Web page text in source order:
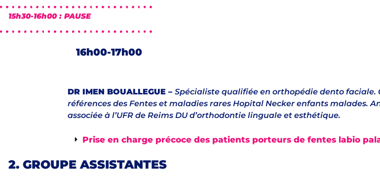
15h30-16h00 : PAUSE
16h00-17h00
DR IMEN BOUALLEGUE – Spécialiste qualifiée en orthopédie dento
références des Fentes et maladies rares Hopital Necker enfants malades.
associée à l’UFR de Reims DU d’orthodontie linguale et esthétique.
Prise en charge précoce des patients porteurs de fentes labio
2. GROUPE ASSISTANTES